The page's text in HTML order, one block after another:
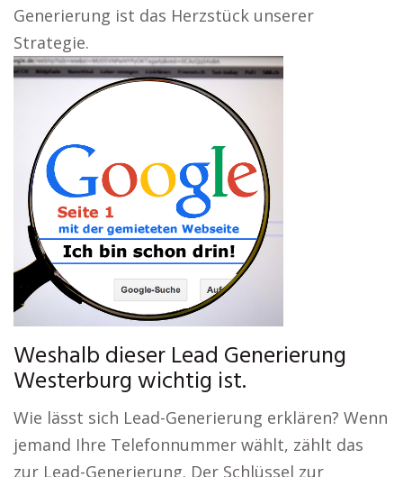
Generierung ist das Herzstück unserer
Strategie.
Weshalb dieser Lead Generierung
Westerburg wichtig ist.
Wie lässt sich Lead-Generierung erklären? Wenn
jemand Ihre Telefonnummer wählt, zählt das
zur Lead-Generierung. Der Schlüssel zur